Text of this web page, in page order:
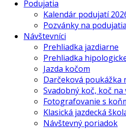
Podujatia
Kalendár podujatí
Pozvánky na podujatia
Návštevníci
Prehliadka jazdiarne
Prehliadka
Jazda kočom
Darčeková poukážka
Svadobný koč, koč
Fotografovanie s
Klasická jazdecká
Návštevný poriadok